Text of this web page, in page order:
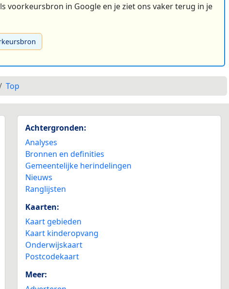
voorkeursbron in Google en je ziet ons vaker terug in je
Top
Achtergronden:
Analyses
Bronnen en definities
Gemeentelijke herindelingen
Nieuws
Ranglijsten
Kaarten:
Kaart gebieden
Kaart kinderopvang
Onderwijskaart
Postcodekaart
Meer: